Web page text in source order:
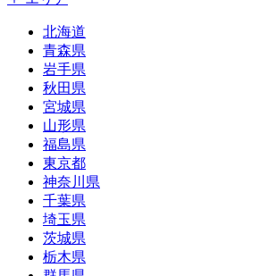
北海道
青森県
岩手県
秋田県
宮城県
山形県
福島県
東京都
神奈川県
千葉県
埼玉県
茨城県
栃木県